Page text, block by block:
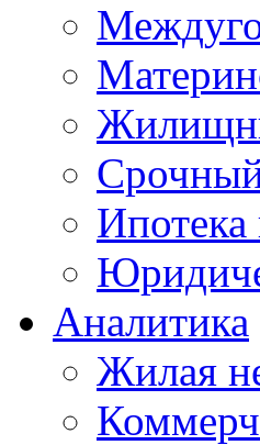
Ипотека
Аналитика
Жилая